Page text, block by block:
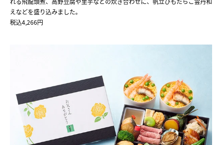
えなどを盛り込みました。
税込4,266円